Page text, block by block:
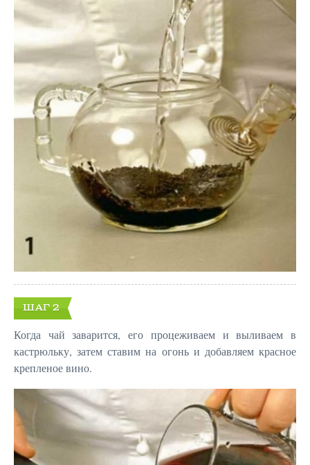
ШАГ 2
Когда чай заварится, его процеживаем и выливаем в
кастрюльку, затем ставим на огонь и добавляем красное
крепленое вино.